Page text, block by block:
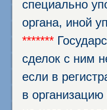
специально
органа, иной
*******
сделок с ним
если в
в